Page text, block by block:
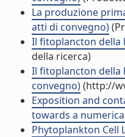
La produzione
atti di convegno)
Il fitoplancton della
della ricerca)
Il fitoplancton della
convegno)(http://
Exposition and
towards a
Phytoplankton Cell